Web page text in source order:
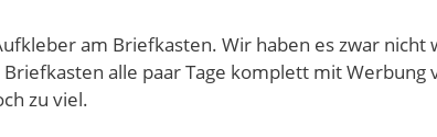
am Briefkasten. Wir haben es zwar nicht
alle paar Tage komplett mit Werbung
zu viel.